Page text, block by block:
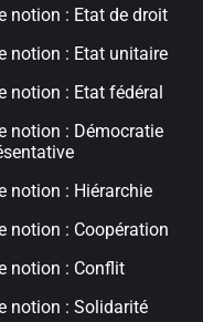
notion : Etat de droit
notion : Etat unitaire
notion : Etat fédéral
notion : Démocratie
notion : Hiérarchie
notion : Coopération
notion : Conflit
notion : Solidarité